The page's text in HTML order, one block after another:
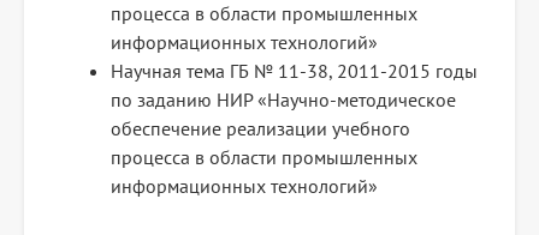
процесса в области промышленных
информационных технологий»
Научная тема ГБ № 11-38, 2011-2015 годы
по заданию НИР «Научно-методическое
обеспечение реализации учебного
процесса в области промышленных
информационных технологий»